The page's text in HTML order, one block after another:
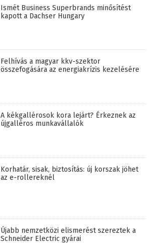
Ismét Business Superbrands minősítést
kapott a Dachser Hungary
Felhívás a magyar kkv-szektor
összefogására az energiakrízis kezelésére
A kékgallérosok kora lejárt? Érkeznek az
újgalléros munkavállalók
Korhatár, sisak, biztosítás: új korszak jöhet
az e-rollereknél
Újabb nemzetközi elismerést szereztek a
Schneider Electric gyárai